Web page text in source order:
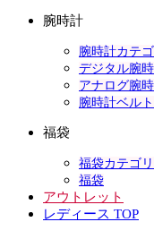
腕時計
腕時計カテ
デジタル腕
アナログ腕
腕時計ベル
福袋
福袋カテゴ
福袋
アウトレット
レディース TOP